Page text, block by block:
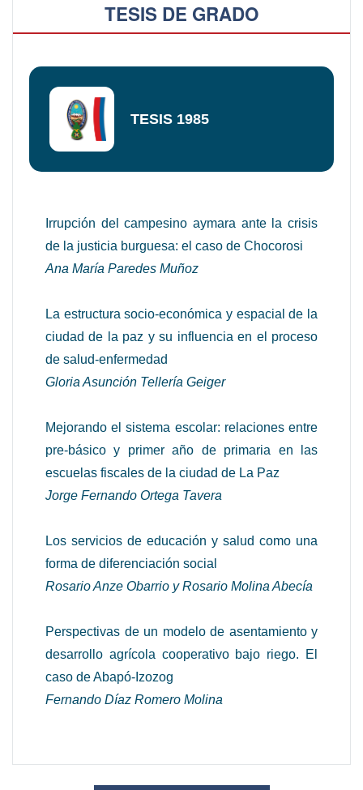
TESIS DE GRADO
TESIS 1985
Irrupción del campesino aymara ante la crisis
de la justicia burguesa: el caso de Chocorosi
Ana María Paredes Muñoz
La estructura socio-económica y espacial de la
ciudad de la paz y su influencia en el proceso
de salud-enfermedad
Gloria Asunción Tellería Geiger
Mejorando el sistema escolar: relaciones entre
pre-básico y primer año de primaria en las
escuelas fiscales de la ciudad de La Paz
Jorge Fernando Ortega Tavera
Los servicios de educación y salud como una
forma de diferenciación social
Rosario Anze Obarrio y Rosario Molina Abecía
Perspectivas de un modelo de asentamiento y
desarrollo agrícola cooperativo bajo riego. El
caso de Abapó-Izozog
Fernando Díaz Romero Molina